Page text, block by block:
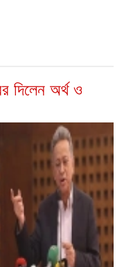
দিলেন অর্থ ও